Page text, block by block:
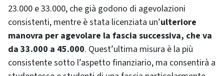
23.000 e 33.000, che già godono di agevolazioni
consistenti, mentre è stata licenziata un’ulteriore
manovra per agevolare la fascia successiva, che va
da 33.000 a 45.000. Quest’ultima misura è la più
consistente sotto l’aspetto finanziario, ma consentirà a